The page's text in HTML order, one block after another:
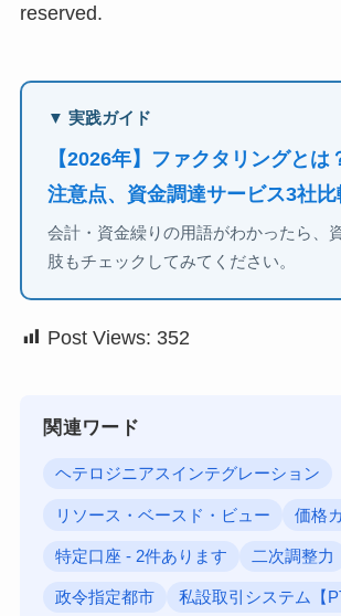
reserved.
▼ 実践ガイド
【2026年】ファクタリングとは
注意点、資金調達サービス3社
会計・資金繰りの用語がわかったら、
肢もチェックしてみてください。
Post Views: 352
関連ワード
ヘテロジニアスインテグレーション
リソース・ベースド・ビュー 価格
特定口座 - 2件あります 二次調整力
政令指定都市 私設取引システム【